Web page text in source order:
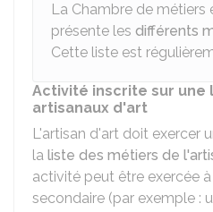
La Chambre de métiers
présente les différents
Cette liste est
Activité inscrite sur une
artisanaux d'art
L'artisan d'art doit exercer
la liste des métiers de
activité peut être exercée
secondaire (par exemple :